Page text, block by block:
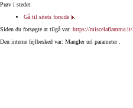
Prøv i stedet:
Gå til sitets forside
Siden du forsøgte at tilgå var: https://miscelafiamma.it/
Den interne fejlbesked var: Mangler url parameter .